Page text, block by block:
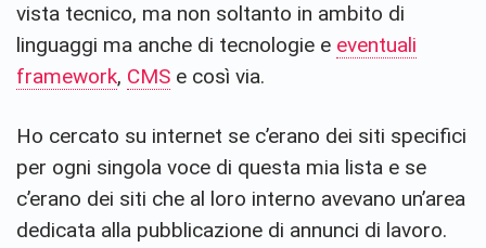
vista tecnico, ma non soltanto in ambito di
linguaggi ma anche di tecnologie e eventuali
framework, CMS e così via.
Ho cercato su internet se c’erano dei siti specifici
per ogni singola voce di questa mia lista e se
c’erano dei siti che al loro interno avevano un’area
dedicata alla pubblicazione di annunci di lavoro.